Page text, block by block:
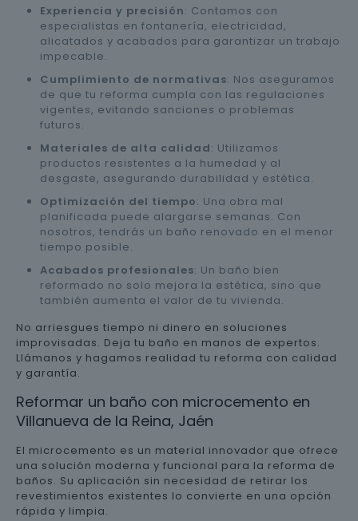
Experiencia y precisión: Contamos con
especialistas en fontanería, electricidad,
alicatados y acabados para garantizar un trabajo
impecable.
Cumplimiento de normativas: Nos aseguramos
de que tu reforma cumpla con las regulaciones
vigentes, evitando sanciones o problemas
futuros.
Materiales de alta calidad: Utilizamos
productos resistentes a la humedad y al
desgaste, asegurando durabilidad y estética.
Optimización del tiempo: Una obra mal
planificada puede alargarse semanas. Con
nosotros, tendrás un baño renovado en el menor
tiempo posible.
Acabados profesionales: Un baño bien
reformado no solo mejora la estética, sino que
también aumenta el valor de tu vivienda.
No arriesgues tiempo ni dinero en soluciones
improvisadas. Deja tu baño en manos de expertos.
Llámanos y hagamos realidad tu reforma con calidad
y garantía.
Reformar un baño con microcemento en
Villanueva de la Reina, Jaén
El microcemento es un material innovador que ofrece
una solución moderna y funcional para la reforma de
baños. Su aplicación sin necesidad de retirar los
revestimientos existentes lo convierte en una opción
rápida y limpia.